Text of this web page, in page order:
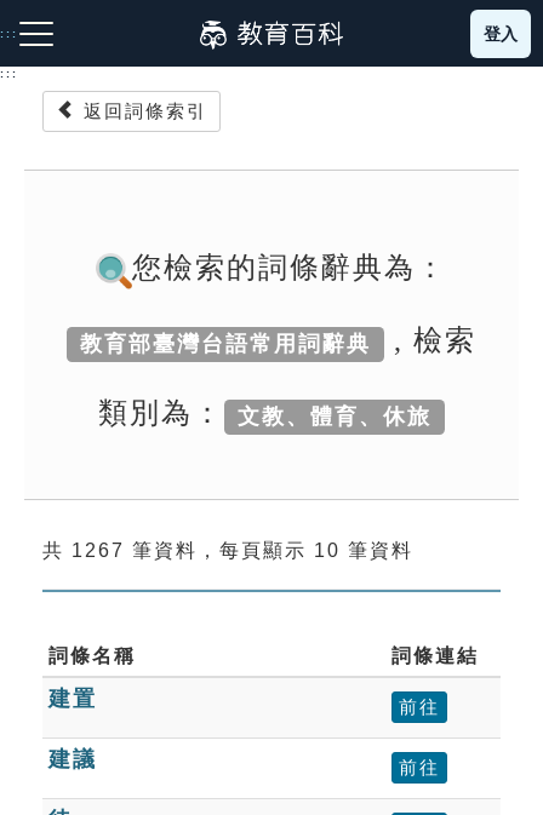
到
主
:::
生字詞彙表
成語故事
索引選單
單字索引
生命大百科索引
遊戲專區
登入
:::
返回詞條索引
您檢索的詞條辭典為：
教育部臺灣台語常用詞辭典 , 檢索
類別為： 文教、體育、休旅
共 1267 筆資料，每頁顯示 10 筆資料
詞條名稱 詞條連結
建置 前往
建議 前往